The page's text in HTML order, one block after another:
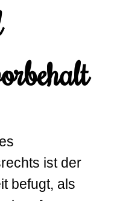
ist der
befugt, als